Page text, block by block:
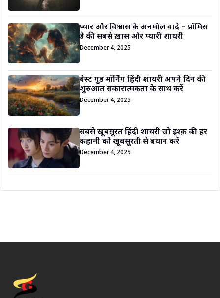
प्यार और विश्वास के अनमोल वादे – प्रॉमिस
डे की सबसे ख़ास और प्यारी शायरी
December 4, 2025
बेस्ट गुड मॉर्निंग हिंदी शायरी अपने दिन की
शुरुआत सकारात्मकता के साथ करें
December 4, 2025
सबसे खूबसूरत हिंदी शायरी जो इश्क़ की हर
कहानी को खूबसूरती से बयान करें
December 4, 2025